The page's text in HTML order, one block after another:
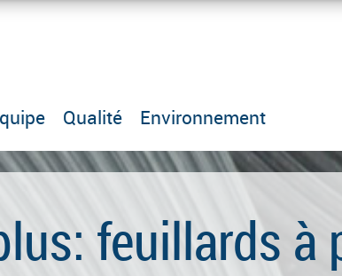
Qualité Environnement
feuillards à